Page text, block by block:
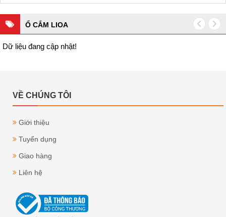
Ổ CẮM LIOA
Dữ liệu đang cập nhật!
VỀ CHÚNG TÔI
Giới thiệu
Tuyển dụng
Giao hàng
Liên hệ